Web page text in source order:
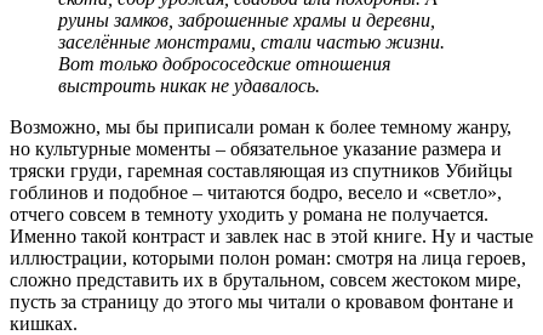
руины замков, заброшенные храмы и деревни,
заселённые монстрами, стали частью жизни.
Вот только добрососедские отношения
выстроить никак не удавалось.
Возможно, мы бы приписали роман к более темному жанру,
но культурные моменты – обязательное указание размера и
тряски груди, гаремная составляющая из спутников Убийцы
гоблинов и подобное – читаются бодро, весело и «светло»,
отчего совсем в темноту уходить у романа не получается.
Именно такой контраст и завлек нас в этой книге. Ну и частые
иллюстрации, которыми полон роман: смотря на лица героев,
сложно представить их в брутальном, совсем жестоком мире,
пусть за страницу до этого мы читали о кровавом фонтане и
кишках.